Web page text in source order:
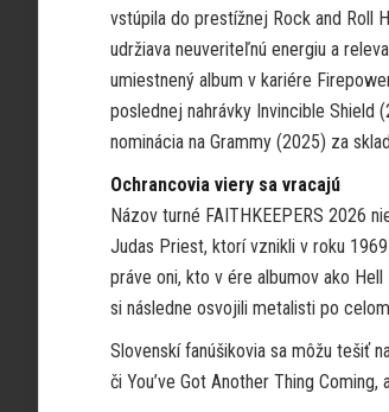
vstúpila do prestížnej Rock and Roll
udržiava neuveriteľnú energiu a
umiestnený album v kariére
poslednej nahrávky Invincible Shield
nominácia na Grammy (2025) za
Ochrancovia viery sa vracajú
Názov turné FAITHKEEPERS 2026
Judas Priest, ktorí vznikli v roku
práve oni, kto v ére albumov ako
si následne osvojili metalisti po
Slovenskí fanúšikovia sa môžu tešiť
či You’ve Got Another Thing